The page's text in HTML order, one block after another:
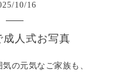
/10/16
成人式お写真
の元気なご家族も、